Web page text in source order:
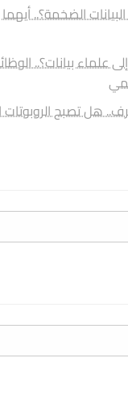
الضخمة؟..
علماء بيانات؟..
هل تصبح الروبوتات